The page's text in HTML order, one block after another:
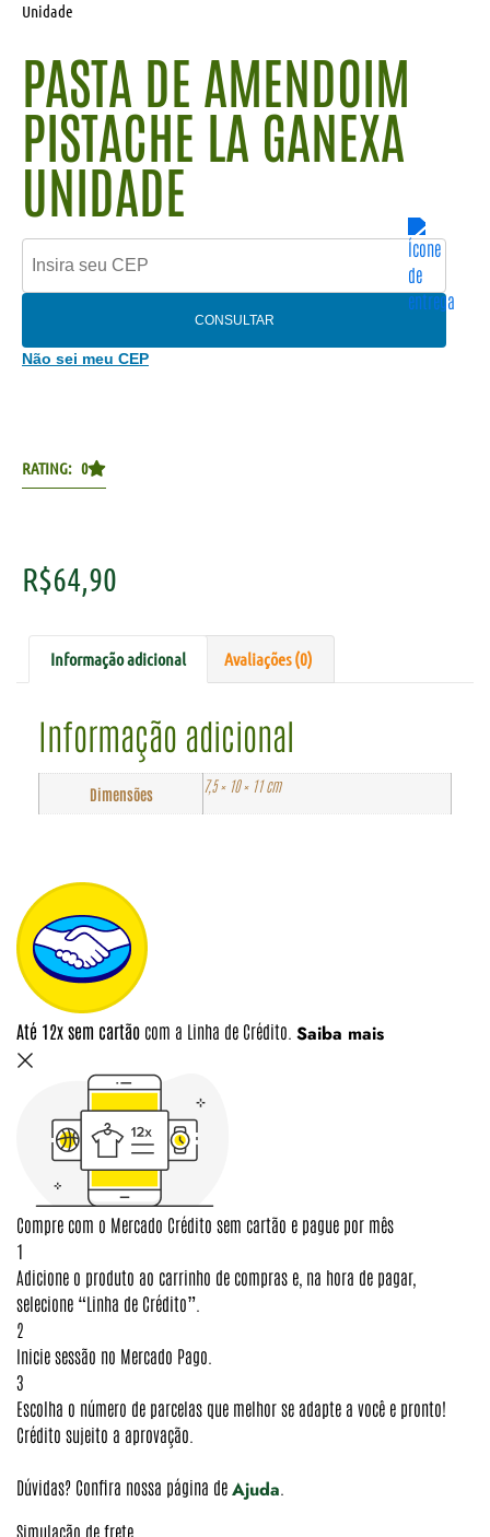
Unidade
PASTA DE AMENDOIM
PISTACHE LA GANEXA
UNIDADE
CONSULTAR
Não sei meu CEP
RATING: 0
R$64,90
Informação adicional Avaliações (0)
Informação adicional
Dimensões 7,5 × 10 × 11 cm
Até 12x sem cartão com a Linha de Crédito. Saiba mais
Compre com o Mercado Crédito sem cartão e pague por mês
1
Adicione o produto ao carrinho de compras e, na hora de pagar,
selecione “Linha de Crédito”.
2
Inicie sessão no Mercado Pago.
3
Escolha o número de parcelas que melhor se adapte a você e pronto!
Crédito sujeito a aprovação.
Dúvidas? Confira nossa página de Ajuda
Simulação de frete